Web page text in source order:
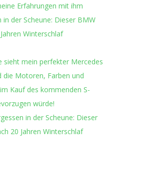
Erfahrungen mit ihm
in der Scheune: Dieser BMW
Winterschlaf
sieht mein perfekter Mercedes
die Motoren, Farben und
Kauf des kommenden S-
würde!
in der Scheune: Dieser
20 Jahren Winterschlaf